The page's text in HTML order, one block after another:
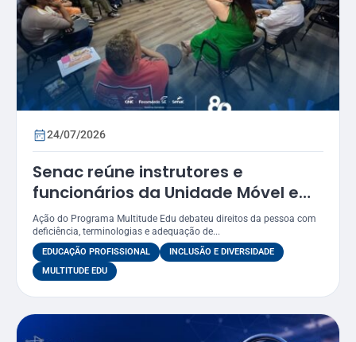
24/07/2026
Senac reúne instrutores e
funcionários da Unidade Móvel em
oficina sobre práticas inclusivas e
acessibilidade
Ação do Programa Multitude Edu debateu direitos da pessoa com
deficiência, terminologias e adequação de...
EDUCAÇÃO PROFISSIONAL
INCLUSÃO E DIVERSIDADE
MULTITUDE EDU